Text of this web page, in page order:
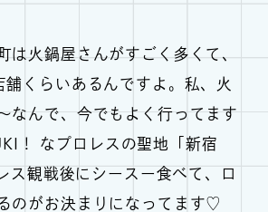
は火鍋屋さんがすごく多くて、
舗くらいあるんですよ。私、火
なんで、今でもよく行ってます
！ なプロレスの聖地「新宿
ス観戦後にシースー食べて、ロ
のがお決まりになってます♡